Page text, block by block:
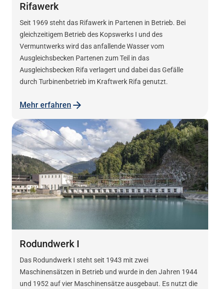
Rifawerk
Seit 1969 steht das Rifawerk in Partenen in Betrieb. Bei
gleichzeitigem Betrieb des Kopswerks I und des
Vermuntwerks wird das anfallende Wasser vom
Ausgleichsbecken Partenen zum Teil in das
Ausgleichsbecken Rifa verlagert und dabei das Gefälle
durch Turbinenbetrieb im Kraftwerk Rifa genutzt.
Mehr erfahren
Rodundwerk I
Das Rodundwerk I steht seit 1943 mit zwei
Maschinensätzen in Betrieb und wurde in den Jahren 1944
und 1952 auf vier Maschinensätze ausgebaut. Es nutzt die